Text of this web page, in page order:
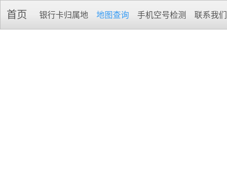
首页 银行卡归属地 地图查询 手机空号检测 联系我们